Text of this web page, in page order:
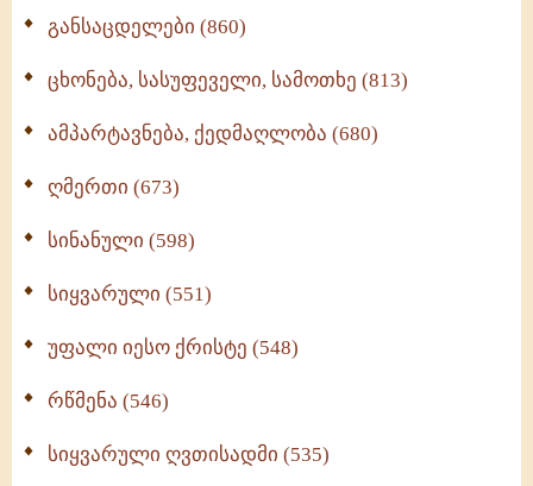
განსაცდელები (860)
ცხონება, სასუფეველი, სამოთხე (813)
ამპარტავნება, ქედმაღლობა (680)
ღმერთი (673)
სინანული (598)
სიყვარული (551)
უფალი იესო ქრისტე (548)
რწმენა (546)
სიყვარული ღვთისადმი (535)